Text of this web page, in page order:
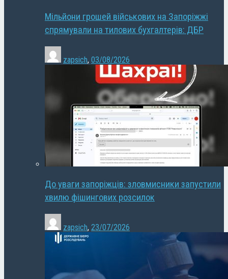
Мільйони грошей військових на Запоріжжі
спрямували на тилових бухгалтерів: ДБР
zapsich, 03/08/2026
До уваги запоріжців: зловмисники запустили
хвилю фішингових розсилок
zapsich, 23/07/2026